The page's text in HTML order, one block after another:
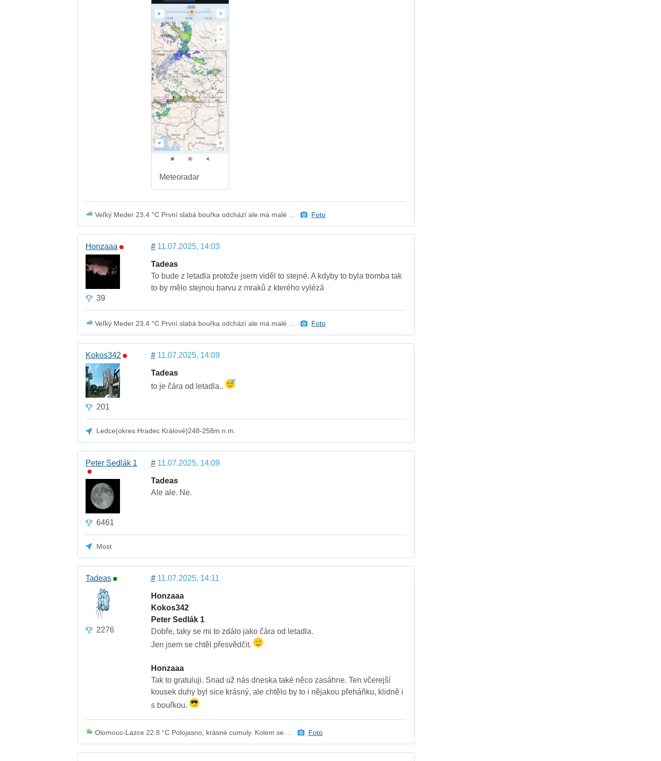
Meteoradar
Veľký Meder 23.4 °C První slabá bouřka odchází ale má malé ... Foto
Honzaaa
39
#11.07.2025, 14:03
Tadeas
To bude z letadla protože jsem viděl to stejné. A kdyby to byla tromba tak
to by mělo stejnou barvu z mraků z kterého vylézá
Veľký Meder 23.4 °C První slabá bouřka odchází ale má malé ... Foto
Kokos342
201
#11.07.2025, 14:09
Tadeas
to je čára od letadla..
Ledce(okres Hradec Králové)248-258m.n.m.
Peter Sedlák 1
6461
#11.07.2025, 14:09
Tadeas
Ale ale. Ne.
Most
Tadeas
2276
#11.07.2025, 14:11
Honzaaa
Kokos342
Peter Sedlák 1
Dobře, taky se mi to zdálo jako čára od letadla.
Jen jsem se chtěl přesvědčit.
Honzaaa
Tak to gratuluji. Snad už nás dneska také něco zasáhne. Ten včerejší
kousek duhy byl sice krásný, ale chtělo by to i nějakou přeháňku, klidně i
s bouřkou.
Olomouc-Lazce 22.8 °C Polojasno, krásné cumuly. Kolem se ... Foto